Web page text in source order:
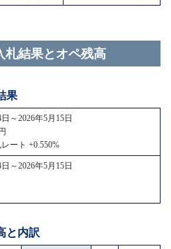
札結果とオペ残高
果
～2026年5月15日
ート +0.550%
～2026年5月15日
と内訳